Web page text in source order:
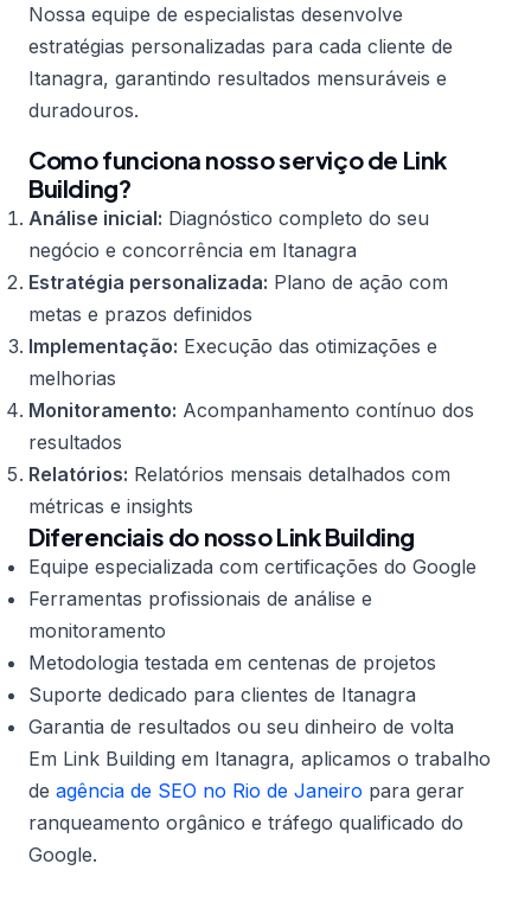
Nossa equipe de especialistas desenvolve
estratégias personalizadas para cada cliente de
Itanagra, garantindo resultados mensuráveis e
duradouros.
Como funciona nosso serviço de Link
Building?
Análise inicial: Diagnóstico completo do seu
negócio e concorrência em Itanagra
Estratégia personalizada: Plano de ação com
metas e prazos definidos
Implementação: Execução das otimizações e
melhorias
Monitoramento: Acompanhamento contínuo dos
resultados
Relatórios: Relatórios mensais detalhados com
métricas e insights
Diferenciais do nosso Link Building
Equipe especializada com certificações do Google
Ferramentas profissionais de análise e
monitoramento
Metodologia testada em centenas de projetos
Suporte dedicado para clientes de Itanagra
Garantia de resultados ou seu dinheiro de volta
Em Link Building em Itanagra, aplicamos o trabalho
de agência de SEO no Rio de Janeiro para gerar
ranqueamento orgânico e tráfego qualificado do
Google.